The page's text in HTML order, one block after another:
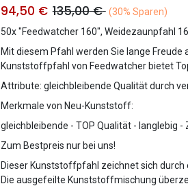
94,50 € 135,00€ (30% Sparen)
50x "Feedwatcher 160", Weidezaunpfahl
Mit diesem Pfahl werden Sie lange Freude
Kunststoffpfahl von Feedwatcher bietet
Attribute: gleichbleibende Qualität durch
Merkmale von Neu-Kunststoff:
gleichbleibende - TOP Qualität - langlebig -
Zum Bestpreis nur bei uns!
Dieser Kunststoffpfahl zeichnet sich
Die ausgefeilte Kunststoffmischung